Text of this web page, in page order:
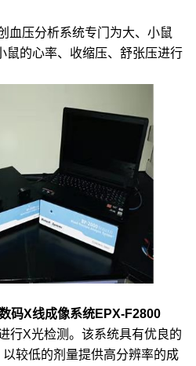
血压分析系统专门为大、小鼠
鼠的心率、收缩压、舒张压进行
码X线成像系统EPX-F2800
行X光检测。该系统具有优良的
较低的剂量提供高分辨率的成